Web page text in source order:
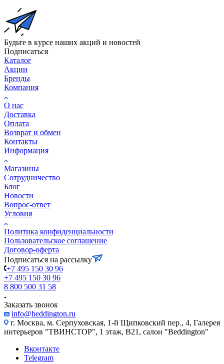
Будьте в курсе наших акций и новостей
Подписаться
Каталог
Акции
Бренды
Компания
О нас
Доставка
Оплата
Возврат и обмен
Контакты
Информация
Магазины
Сотрудничество
Блог
Новости
Вопрос-ответ
Условия
Политика конфиденциальности
Пользовательское соглашение
Договор-оферта
Подписаться на рассылку
+7 495 150 30 96
+7 495 150 30 96
8 800 500 31 58
Заказать звонок
info@beddington.ru
г. Москва, м. Серпуховская, 1-й Щипковский пер., 4, Галерея
интерьеров "ТВИНСТОР", 1 этаж, B21, салон "Beddington"
Вконтакте
Telegram